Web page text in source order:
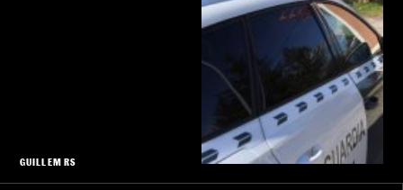
GUILLEM RS